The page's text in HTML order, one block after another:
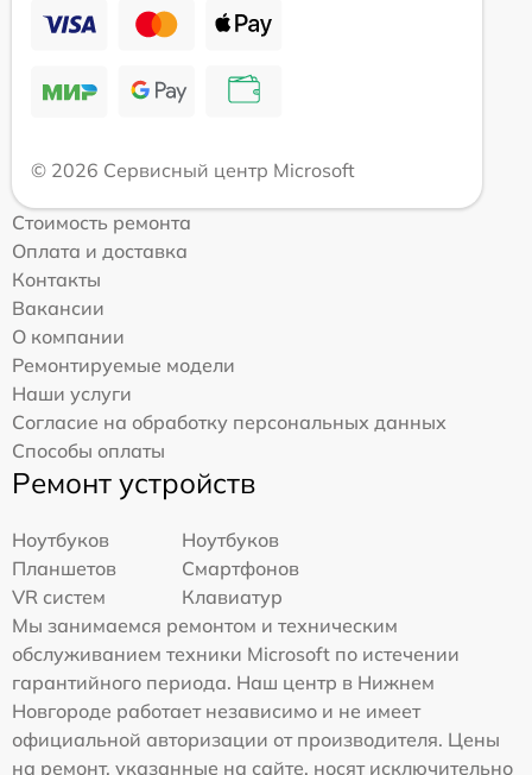
© 2026 Сервисный центр Microsoft
Стоимость ремонта
Оплата и доставка
Контакты
Вакансии
О компании
Ремонтируемые модели
Наши услуги
Согласие на обработку персональных данных
Способы оплаты
Ремонт устройств
Ноутбуков
Ноутбуков
Планшетов
Смартфонов
VR систем
Клавиатур
Мы занимаемся ремонтом и техническим
обслуживанием техники Microsoft по истечении
гарантийного периода. Наш центр в Нижнем
Новгороде работает независимо и не имеет
официальной авторизации от производителя. Цены
на ремонт, указанные на сайте, носят исключительно